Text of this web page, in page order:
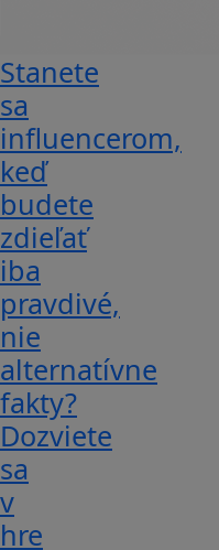
Stanete
sa
influencerom,
keď
budete
zdieľať
iba
pravdivé,
nie
alternatívne
fakty?
Dozviete
sa
v
hre